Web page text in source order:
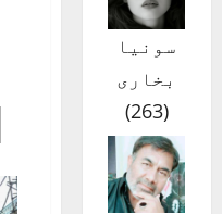
سونیا
بخاری
(
263
)